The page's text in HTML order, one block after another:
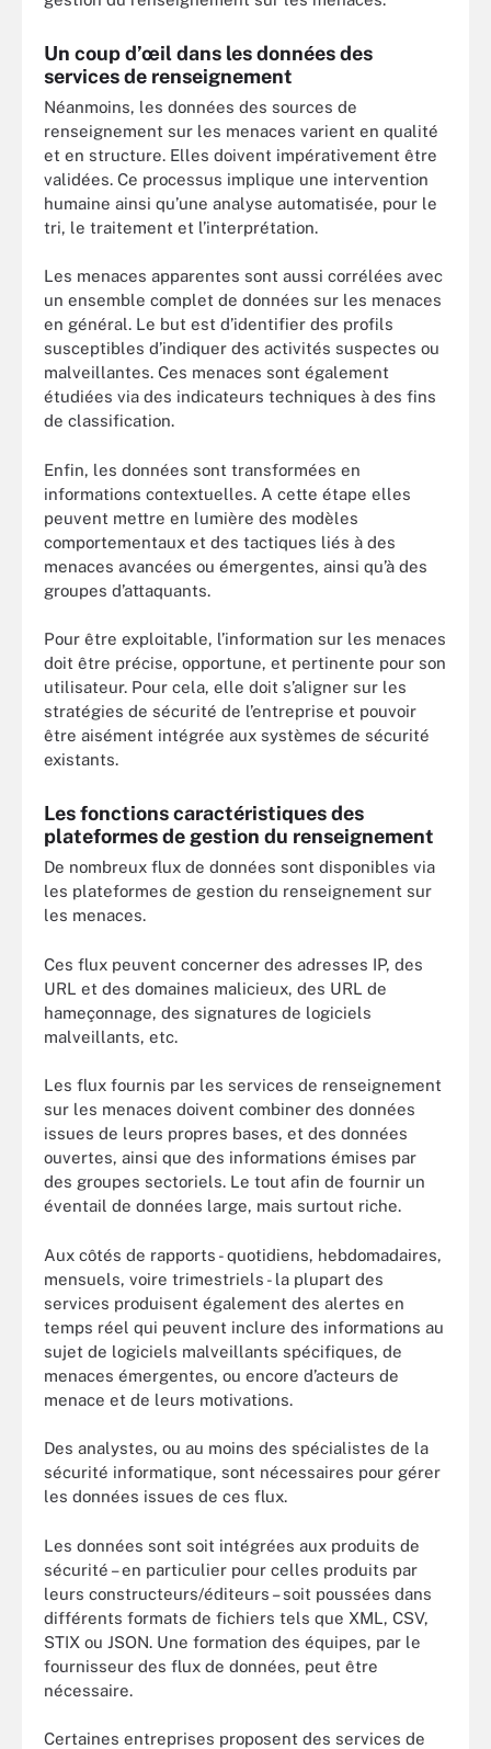
Un coup d’œil dans les données des
services de renseignement
Néanmoins, les données des sources de
renseignement sur les menaces varient en qualité
et en structure. Elles doivent impérativement être
validées. Ce processus implique une intervention
humaine ainsi qu’une analyse automatisée, pour le
tri, le traitement et l’interprétation.
Les menaces apparentes sont aussi corrélées avec
un ensemble complet de données sur les menaces
en général. Le but est d’identifier des profils
susceptibles d’indiquer des activités suspectes ou
malveillantes. Ces menaces sont également
étudiées via des indicateurs techniques à des fins
de classification.
Enfin, les données sont transformées en
informations contextuelles. A cette étape elles
peuvent mettre en lumière des modèles
comportementaux et des tactiques liés à des
menaces avancées ou émergentes, ainsi qu’à des
groupes d’attaquants.
Pour être exploitable, l’information sur les menaces
doit être précise, opportune, et pertinente pour son
utilisateur. Pour cela, elle doit s’aligner sur les
stratégies de sécurité de l’entreprise et pouvoir
être aisément intégrée aux systèmes de sécurité
existants.
Les fonctions caractéristiques des
plateformes de gestion du renseignement
De nombreux flux de données sont disponibles via
les plateformes de gestion du renseignement sur
les menaces.
Ces flux peuvent concerner des adresses IP, des
URL et des domaines malicieux, des URL de
hameçonnage, des signatures de logiciels
malveillants, etc.
Les flux fournis par les services de renseignement
sur les menaces doivent combiner des données
issues de leurs propres bases, et des données
ouvertes, ainsi que des informations émises par
des groupes sectoriels. Le tout afin de fournir un
éventail de données large, mais surtout riche.
Aux côtés de rapports - quotidiens, hebdomadaires,
mensuels, voire trimestriels - la plupart des
services produisent également des alertes en
temps réel qui peuvent inclure des informations au
sujet de logiciels malveillants spécifiques, de
menaces émergentes, ou encore d’acteurs de
menace et de leurs motivations.
Des analystes, ou au moins des spécialistes de la
sécurité informatique, sont nécessaires pour gérer
les données issues de ces flux.
Les données sont soit intégrées aux produits de
sécurité – en particulier pour celles produits par
leurs constructeurs/éditeurs – soit poussées dans
différents formats de fichiers tels que XML, CSV,
STIX ou JSON. Une formation des équipes, par le
fournisseur des flux de données, peut être
nécessaire.
Certaines entreprises proposent des services de